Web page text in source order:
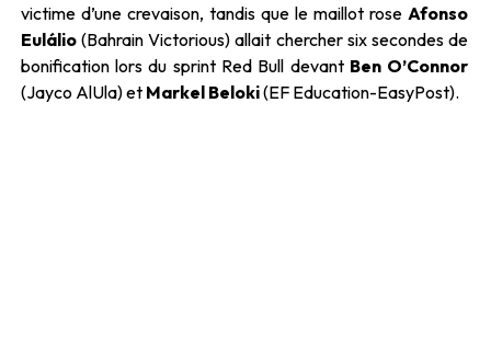
victime d’une crevaison, tandis que le maillot roseAfonso
Eulálio(Bahrain Victorious) allait chercher six secondes de
bonification lors du sprint Red Bull devant Ben O’Connor
(Jayco AlUla) et Markel Beloki(EF Education-EasyPost).